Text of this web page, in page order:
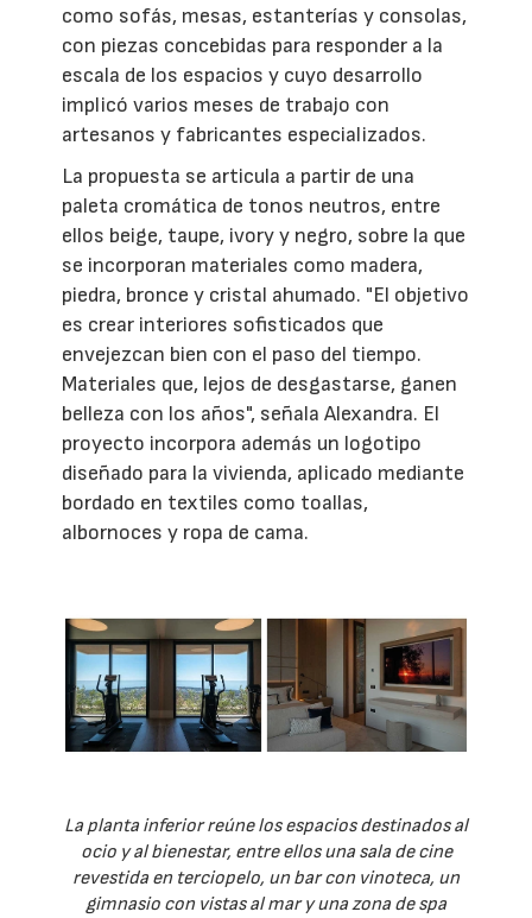
como sofás, mesas, estanterías y consolas,
con piezas concebidas para responder a la
escala de los espacios y cuyo desarrollo
implicó varios meses de trabajo con
artesanos y fabricantes especializados.
La propuesta se articula a partir de una
paleta cromática de tonos neutros, entre
ellos beige, taupe, ivory y negro, sobre la que
se incorporan materiales como madera,
piedra, bronce y cristal ahumado. "El objetivo
es crear interiores sofisticados que
envejezcan bien con el paso del tiempo.
Materiales que, lejos de desgastarse, ganen
belleza con los años", señala Alexandra. El
proyecto incorpora además un logotipo
diseñado para la vivienda, aplicado mediante
bordado en textiles como toallas,
albornoces y ropa de cama.
La planta inferior reúne los espacios destinados al
ocio y al bienestar, entre ellos una sala de cine
revestida en terciopelo, un bar con vinoteca, un
gimnasio con vistas al mar y una zona de spa